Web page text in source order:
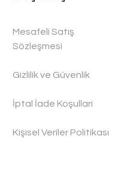
Mesafeli Satış
Sözleşmesi
Gizlilik ve Güvenlik
İptal İade Koşullari
Kişisel Veriler Politikası